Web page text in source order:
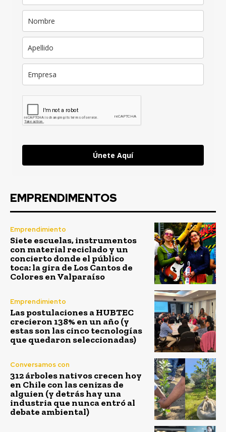
Únete Aquí
EMPRENDIMENTOS
Emprendimiento
Siete escuelas, instrumentos
con material reciclado y un
concierto donde el público
toca: la gira de Los Cantos de
Colores en Valparaíso
Emprendimiento
Las postulaciones a HUBTEC
crecieron 138% en un año (y
estas son las cinco tecnologías
que quedaron seleccionadas)
Conversamos con
312 árboles nativos crecen hoy
en Chile con las cenizas de
alguien (y detrás hay una
industria que nunca entró al
debate ambiental)